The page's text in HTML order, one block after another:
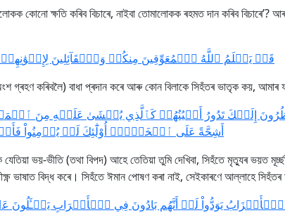
কোনো ক্ষতি কৰিব বিচাৰে, নাইবা তোমালোকক ৰহমত দান কৰিব
۞ قَدۡ يَعۡلَمُ ٱللَّهُ ٱلۡمُعَوِّقِينَ مِنكُمۡ وَٱلۡقَآئِلِينَ لِإِخۡوَٰنِهِمۡ
গ্ৰহণ কৰিবলৈ) বাধা প্ৰদান কৰে আৰু কোন বিলাকে সিহঁতৰ ভাতৃক কয়, আমাৰ
إِلَيۡكَ تَدُورُ أَعۡيُنُهُمۡ كَٱلَّذِي يُغۡشَىٰ عَلَيۡهِ مِنَ
أَشِحَّةً عَلَى ٱلۡخَيۡرِۚ أُوْلَٰٓئِكَ لَمۡ يُؤۡمِنُواْ فَأَحۡبَطَ
ভয়-ভীতি (তথা বিপদ) আহে তেতিয়া তুমি দেখিবা, সিহঁতে মৃত্যুৰ ভয়ত
ভাষাত বিদ্ধ কৰে। সিহঁতে ঈমান পোষণ কৰা নাই, সেইকাৰণে আল্লাহে
لَوۡ أَنَّهُم بَادُونَ فِي ٱلۡأَعۡرَابِ يَسۡـَٔلُونَ عَنۡ